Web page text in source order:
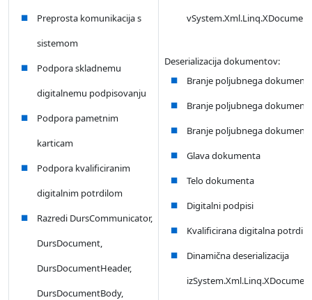
Preprosta komunikacija s
sistemom
Podpora skladnemu
digitalnemu podpisovanju
Podpora pametnim
karticam
Podpora kvalificiranim
digitalnim potrdilom
Razredi DursCommunicator,
DursDocument,
DursDocumentHeader,
DursDocumentBody,
Deserializacija dokumentov:
Branje poljubnega
Branje poljubnega
Branje poljubnega
Glava dokumenta
Telo dokumenta
Digitalni podpisi
Kvalificirana digitalna potrdila
Dinamična deserializacija